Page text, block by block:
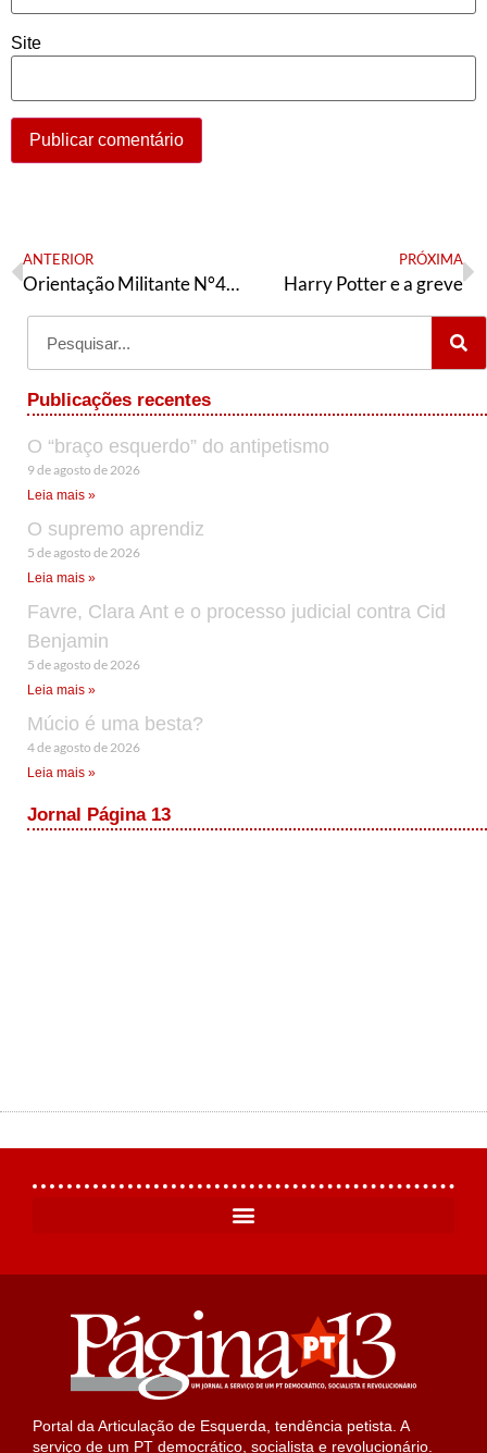
Site
ANTERIOR
Orientação Militante N°425 (18 de junho de 2024)
PRÓXIMA
Harry Potter e a greve
Publicações recentes
O “braço esquerdo” do antipetismo
9 de agosto de 2026
Leia mais »
O supremo aprendiz
5 de agosto de 2026
Leia mais »
Favre, Clara Ant e o processo judicial contra Cid
Benjamin
5 de agosto de 2026
Leia mais »
Múcio é uma besta?
4 de agosto de 2026
Leia mais »
Jornal Página 13
Portal da Articulação de Esquerda, tendência petista. A
serviço de um PT democrático, socialista e revolucionário.